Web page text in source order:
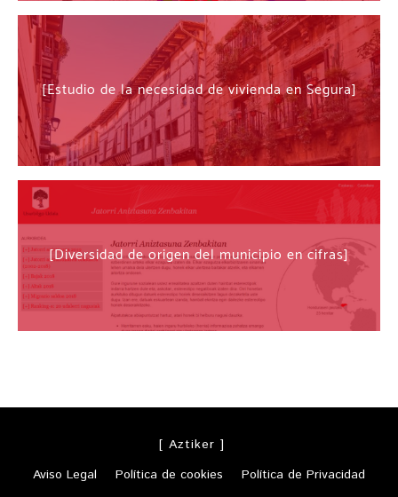
Estudio de la necesidad de vivienda en Segura
Diversidad de origen del municipio en cifras
[ Aztiker ]
Aviso Legal
Política de cookies Política de Privacidad